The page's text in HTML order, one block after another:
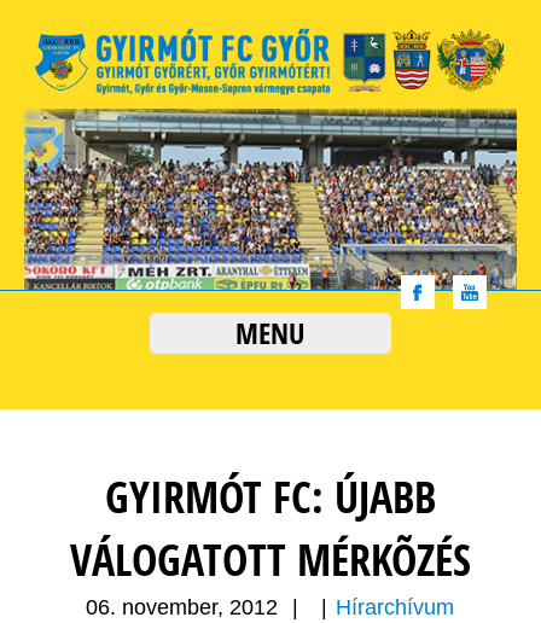
MENU
GYIRMÓT FC: ÚJABB
VÁLOGATOTT MÉRKÕZÉS
06. november, 2012 Hírarchívum